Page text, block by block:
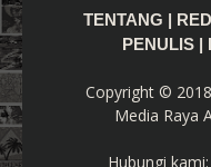
TENTANG
PENULIS
Copyright ©
Media Raya
Hubungi